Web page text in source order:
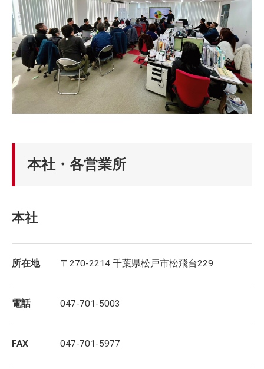
本社・各営業所
本社
所在地 〒270-2214 千葉県松戸市松飛台229
電話 047-701-5003
FAX 047-701-5977